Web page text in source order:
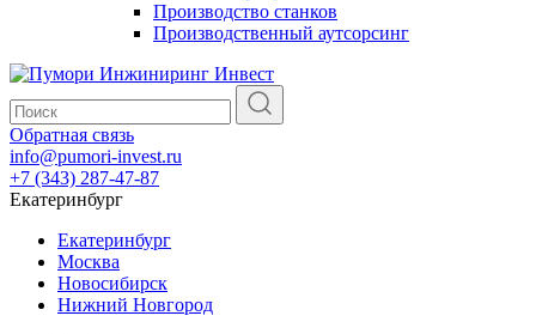
Производство станков
Производственный аутсорсинг
Обратная связь
info@pumori-invest.ru
+7 (343) 287-47-87
Екатеринбург
Екатеринбург
Москва
Новосибирск
Нижний Новгород